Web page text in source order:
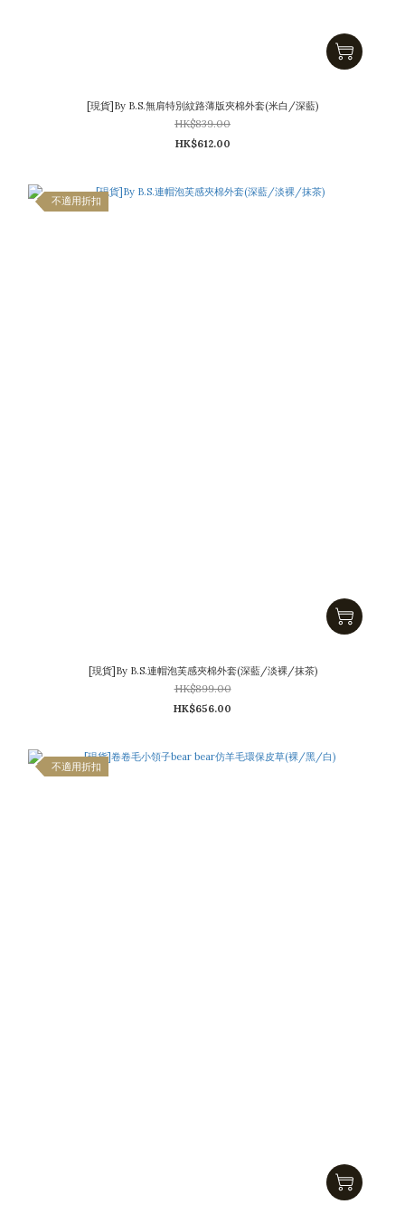
[現貨]By B.S.無肩特別紋路薄版夾棉外套(米白/深藍)
HK$839.00
HK$612.00
不適用折扣
[現貨]By B.S.連帽泡芙感夾棉外套(深藍/淡裸/抹茶)
HK$899.00
HK$656.00
不適用折扣